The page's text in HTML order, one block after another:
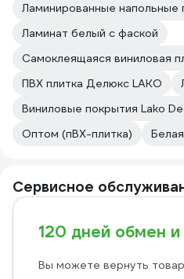
Ламинированные напольные
Ламинат белый с фаской
Самоклеящаяся виниловая
ПВХ плитка Делюкс LAKO
Виниловые покрытия Lako
Оптом (пВХ-плитка)
Сервисное
120 дней обмен и
Вы можете вернуть